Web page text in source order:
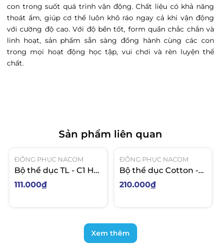
con trong suốt quá trình vận động.Chất liệu có khả năng
thoát ẩm, giúp cơ thể luôn khô ráo ngay cả khi vận động
với cường độ cao. Với độ bền tốt, form quần chắc chắn và
linh hoạt, sản phẩm sẵn sàng đồng hành cùng các con
trong mọi hoạt động học tập, vui chơi và rèn luyện thể
chất.
Sản phẩm liên quan
ĐỒNG PHỤC NACOM
Bộ thể dục TL - C1 Hà
Huy Giáp
111.000₫
ĐỒNG PHỤC NACOM
Bộ thể dục Cotton -
C2 Trảng Dài
210.000₫
Xem thêm